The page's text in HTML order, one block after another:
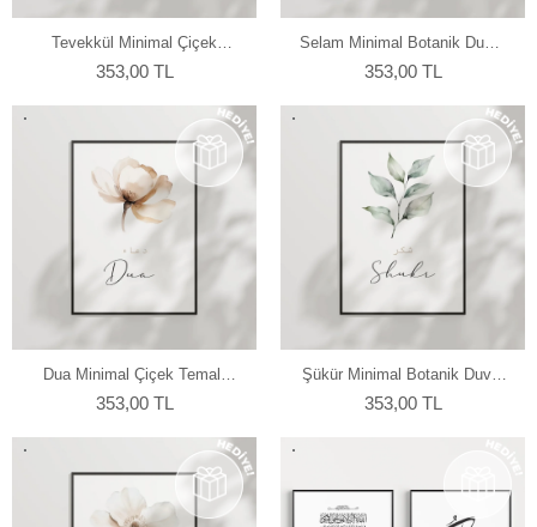
Tevekkül Minimal Çiçek
Temalı Duvar Poster
353,00 TL
Selam Minimal Botanik Duvar
Poster
353,00 TL
Dua Minimal Çiçek Temalı
Duvar Poster
353,00 TL
Şükür Minimal Botanik Duvar
Poster
353,00 TL